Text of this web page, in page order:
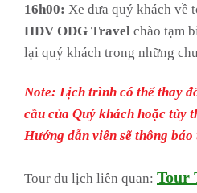
16h00: Xe đưa quý khách về
HDV ODG Travel chào tạm
lại quý khách trong những
Note: Lịch trình có thể thay
cầu của Quý khách hoặc tùy
Hướng dẫn viên sẽ thông
Tour du lịch liên quan: Tour